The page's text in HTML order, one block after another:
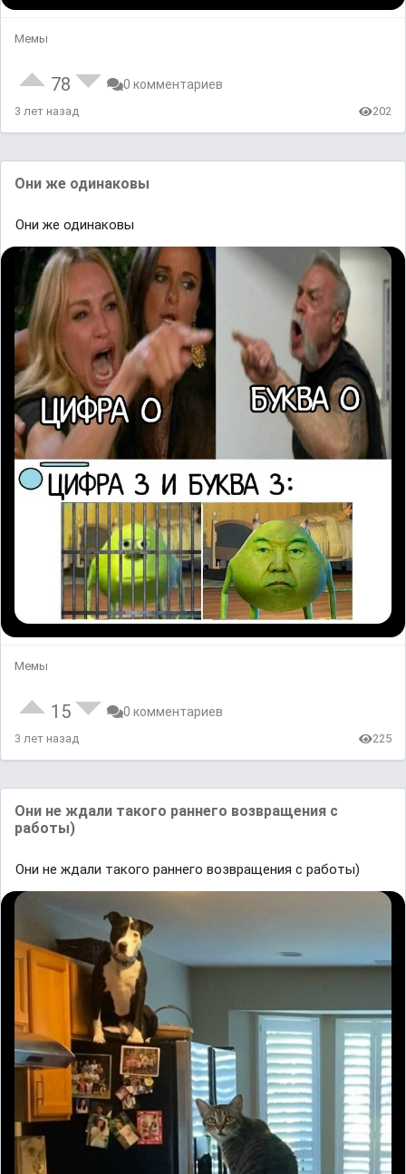
Мемы
78 0 комментариев
3 лет назад 202
Они жe одинакоʙы
Они жe одинакоʙы
Мемы
15 0 комментариев
3 лет назад 225
Они не ждали такого раннего возвращения с
работы)
Они не ждали такого раннего возвращения с работы)